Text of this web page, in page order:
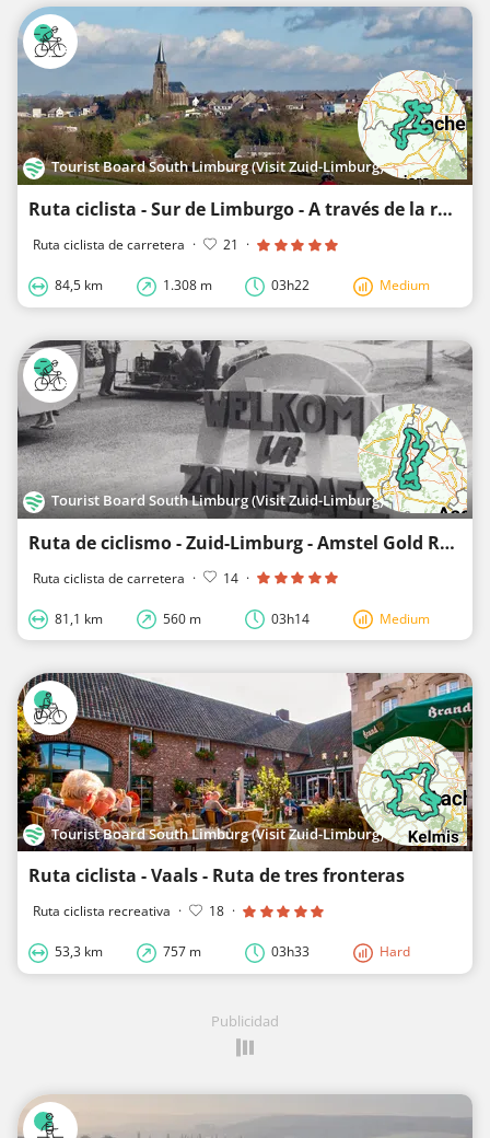
Tourist Board South Limburg (Visit Zuid-Limburg)
Ruta ciclista - Sur de Limburgo - A través de la región fronteriza
Ruta ciclista de carretera · 21 ·
84,5 km 1.308 m 03h22 Medium
Tourist Board South Limburg (Visit Zuid-Limburg)
Ruta de ciclismo - Zuid-Limburg - Amstel Gold Race 365 - Bucle 1
Ruta ciclista de carretera · 14 ·
81,1 km 560 m 03h14 Medium
Tourist Board South Limburg (Visit Zuid-Limburg)
Ruta ciclista - Vaals - Ruta de tres fronteras
Ruta ciclista recreativa · 18 ·
53,3 km 757 m 03h33 Hard
Publicidad